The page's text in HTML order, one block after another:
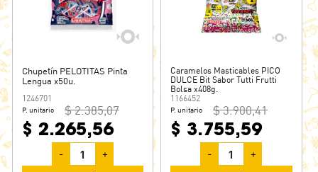
Chupetín PELOTITAS Pinta
Lengua x50u.
1246701
P. unitario $ 2.385,07
$ 2.265,56
- +
Caramelos Masticables PICO
DULCE Bit Sabor Tutti Frutti
Bolsa x408g.
1166452
P. unitario $ 3.900,41
$ 3.755,59
- +